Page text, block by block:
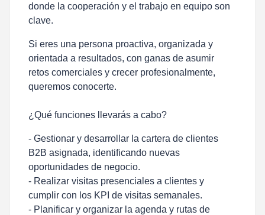
donde la cooperación y el trabajo en equipo son
clave.
Si eres una persona proactiva, organizada y
orientada a resultados, con ganas de asumir
retos comerciales y crecer profesionalmente,
queremos conocerte.
¿Qué funciones llevarás a cabo?
- Gestionar y desarrollar la cartera de clientes
B2B asignada, identificando nuevas
oportunidades de negocio.
- Realizar visitas presenciales a clientes y
cumplir con los KPI de visitas semanales.
- Planificar y organizar la agenda y rutas de